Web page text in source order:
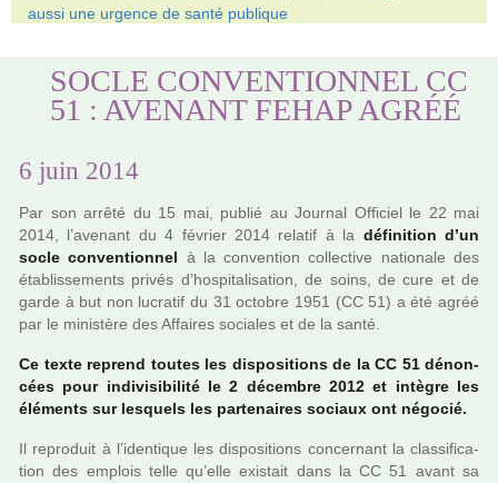
aussi une urgence de santé publique
SOCLE CONVENTIONNEL CC
51 : AVENANT FEHAP AGRÉÉ
6 juin 2014
Par son arrêté du 15 mai, publié au Journal Officiel le 22 mai
2014, l’ave­nant du 4 février 2014 rela­tif à la défi­ni­tion d’un
socle conven­tion­nel à la conven­tion col­lec­tive natio­nale des
établissements privés d’hos­pi­ta­li­sa­tion, de soins, de cure et de
garde à but non lucra­tif du 31 octo­bre 1951 (CC 51) a été agréé
par le minis­tère des Affaires socia­les et de la santé.
Ce texte reprend toutes les dis­po­si­tions de la CC 51 dénon­
cées pour indi­vi­si­bi­lité le 2 décem­bre 2012 et intè­gre les
éléments sur les­quels les par­te­nai­res sociaux ont négo­cié.
Il repro­duit à l’iden­ti­que les dis­po­si­tions concer­nant la clas­si­fi­ca­
tion des emplois telle qu’elle exis­tait dans la CC 51 avant sa